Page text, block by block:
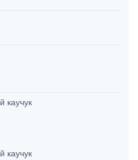
каучук
каучук